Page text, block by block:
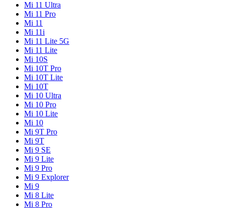
Mi 11 Ultra
Mi 11 Pro
Mi 11
Mi 11i
Mi 11 Lite 5G
Mi 11 Lite
Mi 10S
Mi 10T Pro
Mi 10T Lite
Mi 10T
Mi 10 Ultra
Mi 10 Pro
Mi 10 Lite
Mi 10
Mi 9T Pro
Mi 9T
Mi 9 SE
Mi 9 Lite
Mi 9 Pro
Mi 9 Explorer
Mi 9
Mi 8 Lite
Mi 8 Pro